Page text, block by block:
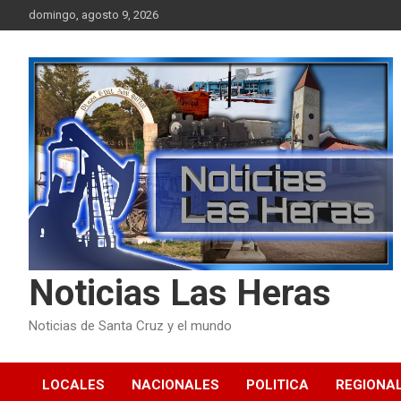
to
domingo, agosto 9, 2026
Noticias Las Heras
Noticias de Santa Cruz y el mundo
LOCALES NACIONALES POLITICA